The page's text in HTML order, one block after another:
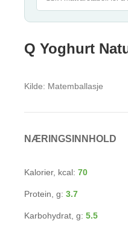
Q Yoghurt
Kilde: Matemballasje
NÆRINGSINNHOLD
Kalorier, kcal: 70
Protein, g: 3.7
Karbohydrat, g: 5.5